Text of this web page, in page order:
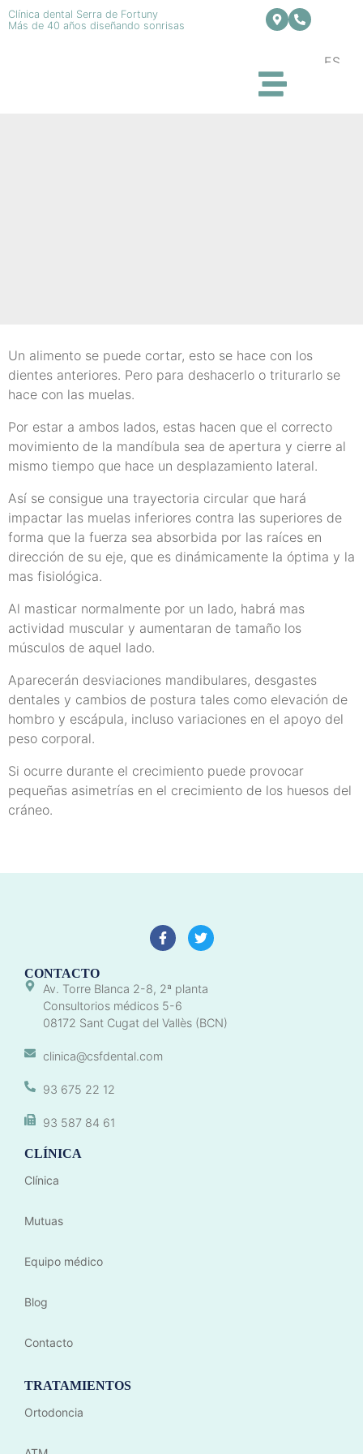
Clínica dental Serra de Fortuny
Más de 40 años diseñando sonrisas
ES
Un alimento se puede cortar, esto se hace con los
dientes anteriores. Pero para deshacerlo o triturarlo se
hace con las muelas.
Por estar a ambos lados, estas hacen que el correcto
movimiento de la mandíbula sea de apertura y cierre al
mismo tiempo que hace un desplazamiento lateral.
Así se consigue una trayectoria circular que hará
impactar las muelas inferiores contra las superiores de
forma que la fuerza sea absorbida por las raíces en
dirección de su eje, que es dinámicamente la óptima y la
mas fisiológica.
Al masticar normalmente por un lado, habrá mas
actividad muscular y aumentaran de tamaño los
músculos de aquel lado.
Aparecerán desviaciones mandibulares, desgastes
dentales y cambios de postura tales como elevación de
hombro y escápula, incluso variaciones en el apoyo del
peso corporal.
Si ocurre durante el crecimiento puede provocar
pequeñas asimetrías en el crecimiento de los huesos del
cráneo.
CONTACTO
Av. Torre Blanca 2-8, 2ª planta
Consultorios médicos 5-6
08172 Sant Cugat del Vallès (BCN)
clinica@csfdental.com
93 675 22 12
93 587 84 61
CLÍNICA
Clínica
Mutuas
Equipo médico
Blog
Contacto
TRATAMIENTOS
Ortodoncia